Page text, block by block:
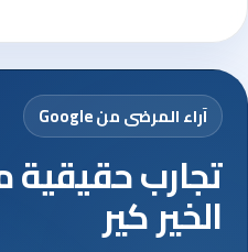
آراء المرضى من Google
تجارب حقيقية
الخير كير